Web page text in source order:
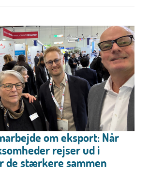
om eksport: Når
rejser ud i
de stærkere sammen